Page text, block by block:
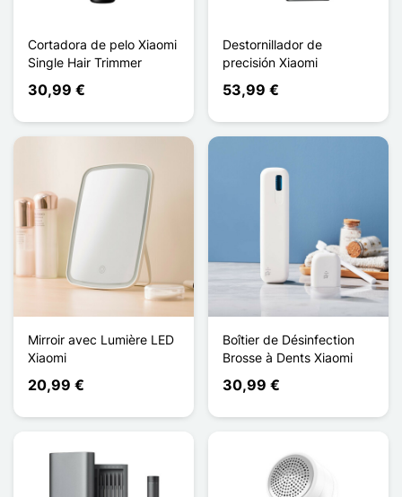
Cortadora de pelo Xiaomi
Single Hair Trimmer
30,99 €
Destornillador de
precisión Xiaomi
53,99 €
Mirroir avec Lumière LED
Xiaomi
20,99 €
Boîtier de Désinfection
Brosse à Dents Xiaomi
30,99 €